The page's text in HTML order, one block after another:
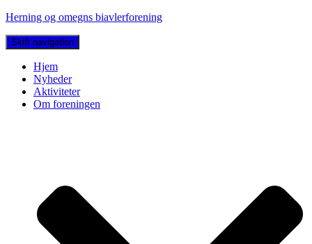
Herning og omegns biavlerforening
Skift navigation
Hjem
Nyheder
Aktiviteter
Om foreningen